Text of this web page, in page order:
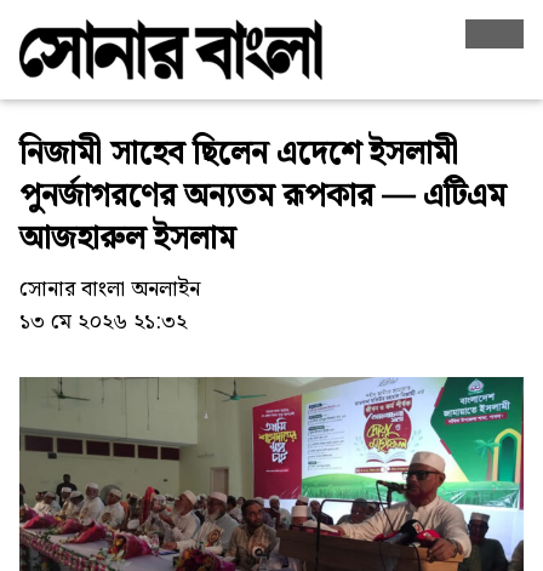
নিজামী সাহেব ছিলেন এদেশে ইসলামী
পুনর্জাগরণের অন্যতম রূপকার — এটিএম
আজহারুল ইসলাম
সোনার বাংলা অনলাইন
১৩ মে ২০২৬ ২১:৩২